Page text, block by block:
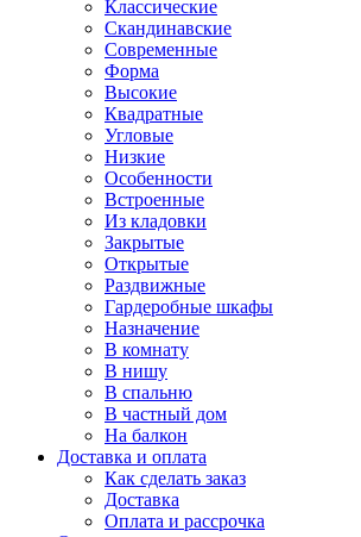
Классические
Скандинавские
Современные
Форма
Высокие
Квадратные
Угловые
Низкие
Особенности
Встроенные
Из кладовки
Закрытые
Открытые
Раздвижные
Гардеробные шкафы
Назначение
В комнату
В нишу
В спальню
В частный дом
На балкон
Доставка и оплата
Как сделать заказ
Доставка
Оплата и рассрочка